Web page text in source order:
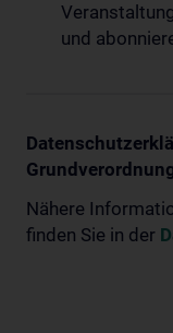
und
Nähere
finden Sie in der